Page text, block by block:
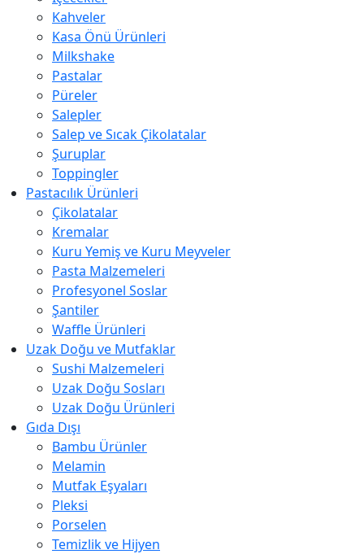
Kahveler
Kasa Önü Ürünleri
Milkshake
Pastalar
Püreler
Salepler
Salep ve Sıcak Çikolatalar
Şuruplar
Toppingler
Pastacılık Ürünleri
Çikolatalar
Kremalar
Kuru Yemiş ve Kuru Meyveler
Pasta Malzemeleri
Profesyonel Soslar
Şantiler
Waffle Ürünleri
Uzak Doğu ve Mutfaklar
Sushi Malzemeleri
Uzak Doğu Sosları
Uzak Doğu Ürünleri
Gıda Dışı
Bambu Ürünler
Melamin
Mutfak Eşyaları
Pleksi
Porselen
Temizlik ve Hijyen